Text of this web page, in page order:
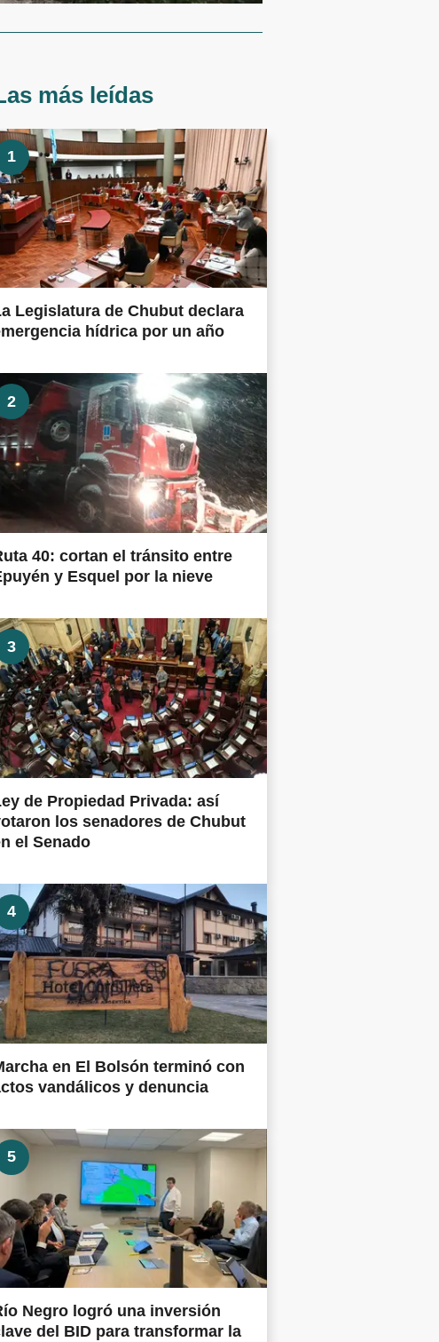
más leídas
1
Legislatura de Chubut declara
hídrica por un año
2
40: cortan el tránsito entre
y Esquel por la nieve
3
de Propiedad Privada: así
los senadores de Chubut
el Senado
4
en El Bolsón terminó con
vandálicos y denuncia
5
Negro logró una inversión
del BID para transformar la